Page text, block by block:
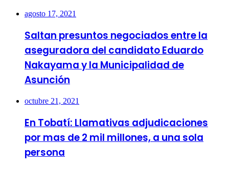
agosto 17, 2021
Saltan presuntos negociados entre la
aseguradora del candidato Eduardo
Nakayama y la Municipalidad de
Asunción
octubre 21, 2021
En Tobatí: Llamativas adjudicaciones
por mas de 2 mil millones, a una sola
persona